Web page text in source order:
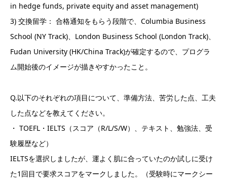
in hedge funds, private equity and asset management)
3) 交換留学： 合格通知をもらう段階で、Columbia Business
School (NY Track)、London Business School (London Track)、
Fudan University (HK/China Track)が確定するので、プログラ
ム開始後のイメージが描きやすかったこと。
Q.以下のそれぞれの項目について、準備方法、苦労した点、工夫
した点などを教えてください。
・ TOEFL・IELTS（スコア（R/L/S/W）、テキスト、勉強法、受
験履歴など）
IELTSを選択しましたが、運よく肌に合っていたのか試しに受け
た1回目で要求スコアをマークしました。（受験時にマークシー